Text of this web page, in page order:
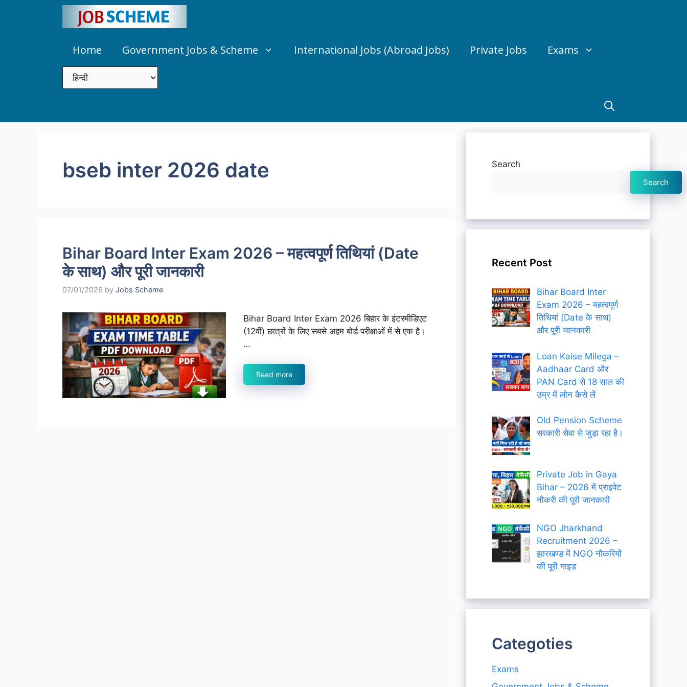
Home Government Jobs & Scheme International Jobs (Abroad Jobs) Private Jobs Exams
bseb inter 2026 date
Bihar Board Inter Exam 2026 – महत्वपूर्ण तिथियां (Date
के साथ) और पूरी जानकारी
07/01/2026 by Jobs Scheme
Bihar Board Inter Exam 2026 बिहार के इंटरमीडिएट
(12वीं) छात्रों के लिए सबसे अहम बोर्ड परीक्षाओं में से एक है।
…
Read more
Search
Search
Recent Post
Bihar Board Inter
Exam 2026 – महत्वपूर्ण
तिथियां (Date के साथ)
और पूरी जानकारी
Loan Kaise Milega –
Aadhaar Card और
PAN Card से 18 साल की
उम्र में लोन कैसे लें
Old Pension Scheme
सरकारी सेवा से जुड़ा रहा है।
Private Job in Gaya
Bihar – 2026 में प्राइवेट
नौकरी की पूरी जानकारी
NGO Jharkhand
Recruitment 2026 –
झारखण्ड में NGO नौकरियों
की पूरी गाइड
Categoties
Exams